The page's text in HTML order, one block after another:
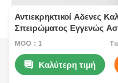
Αντιεκρηκτικοί Αδενες
Σπειρώματος Εγγενώς
Σφράγιση
MOQ：1
Καλύτερη τιμή